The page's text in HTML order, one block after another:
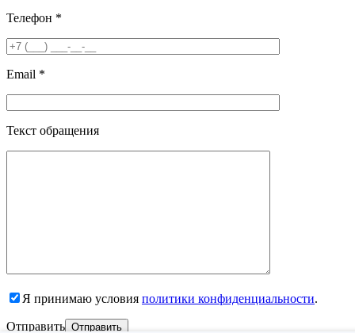
Телефон *
Email *
Текст обращения
Я принимаю условия политики конфиденциальности.
Отправить